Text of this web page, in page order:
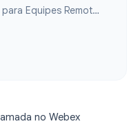
Dicas de Gravação do Webex para Equipes Remotas e Híbridas
no Webex